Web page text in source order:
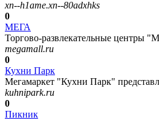
xn--h1ame.xn--80adxhks
0
МЕГА
Торгово-развлекательные центры
megamall.ru
0
Кухни Парк
Мегамаркет "Кухни Парк"
kuhnipark.ru
0
Пикник